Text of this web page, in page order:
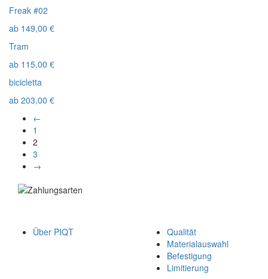
Freak #02
ab 149,00 €
Tram
ab 115,00 €
bicicletta
ab 203,00 €
←
1
2
3
→
Über PIQT
Qualität
Materialauswahl
Befestigung
Limitierung